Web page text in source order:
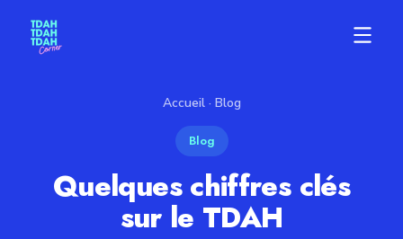
Accueil· Blog
Blog
Quelques chiffres clés
sur le TDAH